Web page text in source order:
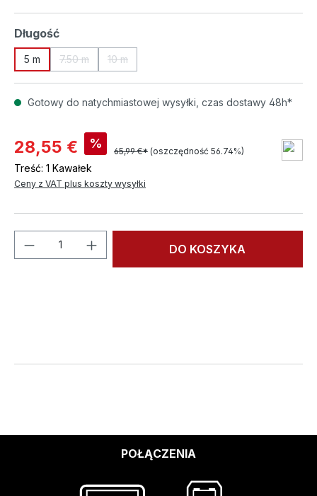
Wybierz
Długość
5 m 7.50 m 10 m
Gotowy do natychmiastowej wysyłki, czas dostawy 48h*
28,55 € %
65,99 €* (oszczędność 56.74%)
Treść: 1 Kawałek
Ceny z VAT plus koszty wysyłki
Ilość produktu: Wprowadź żądaną
DO KOSZYKA
POŁĄCZENIA